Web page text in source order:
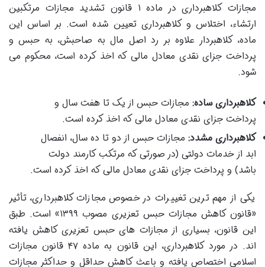
مجازات کلاهبرداری در ماده ۱ قانون تشدید مجازات مرتکبین
ارتشاء، اختلاس و کلاهبرداری تعیین شده است. بر اساس این
ماده، کلاهبردار علاوه بر رد اصل مال به صاحبش، به حبس و
پرداخت جزای نقدی معادل مالی که اخذ کرده است، محکوم می
شود.
کلاهبرداری ساده: مجازات حبس از یک تا هفت سال و
پرداخت جزای نقدی معادل مالی که اخذ کرده است.
کلاهبرداری مشدد: مجازات حبس از دو تا ده سال، انفصال
ابد از خدمات دولتی (در صورتی که مرتکب کارمند دولت
باشد) و پرداخت جزای نقدی معادل مالی که اخذ کرده است.
یکی از مهم ترین تغییرات در خصوص مجازات کلاهبرداری، تأثیر
«قانون کاهش مجازات حبس تعزیری مصوب ۱۳۹۹» است. طبق
این قانون، بسیاری از مجازات های حبس تعزیری کاهش یافته
اند. در مورد کلاهبرداری، این قانون به ماده ۴۷ قانون مجازات
اسلامی اختصاص یافته و باعث کاهش حداقل و حداکثر مجازات